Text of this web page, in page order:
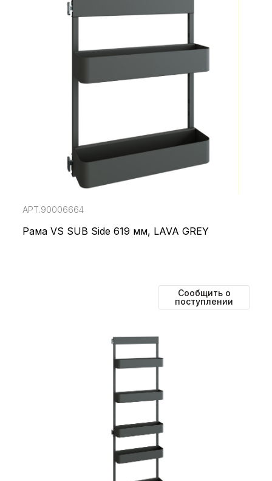
АРТ.90006664
Рама VS SUB Side 619 мм, LAVA GREY
Сообщить о
поступлении